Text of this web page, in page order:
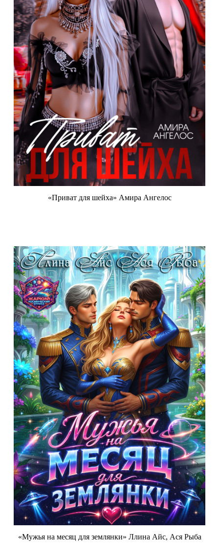
«Приват для шейха» Амира Ангелос
«Мужья на месяц для землянки» Ллина Айс, Ася Рыба